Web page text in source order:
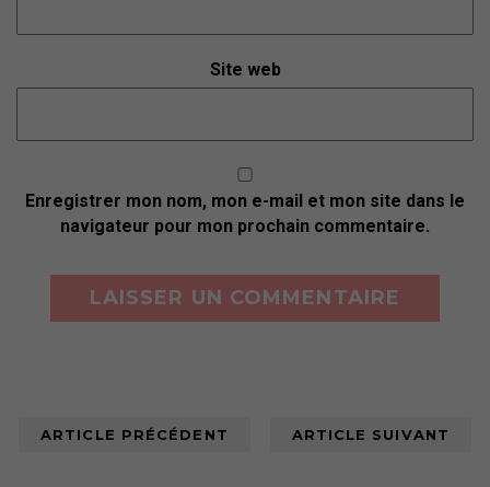
Site web
Enregistrer mon nom, mon e-mail et mon site dans le
navigateur pour mon prochain commentaire.
ARTICLE PRÉCÉDENT ARTICLE SUIVANT